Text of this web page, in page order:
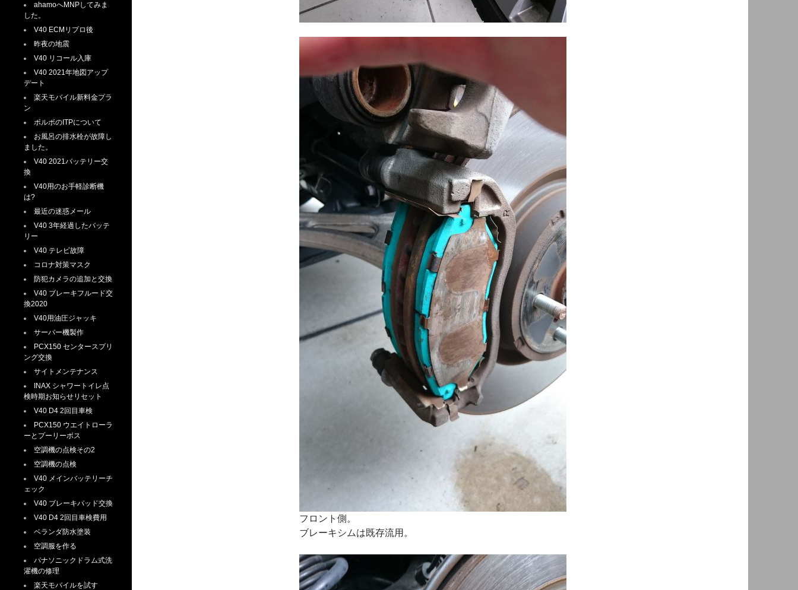
フロント側。
ブレーキシムは既存流用。
ahamoへMNPしてみま
した。
V40 ECMリプロ後
昨夜の地震
V40 リコール入庫
V40 2021年地図アップ
デート
楽天モバイル新料金プラ
ン
ボルボのITPについて
お風呂の排水栓が故障し
ました。
V40 2021バッテリー交
換
V40用のお手軽診断機
は?
最近の迷惑メール
V40 3年経過したバッテ
リー
V40 テレビ故障
コロナ対策マスク
防犯カメラの追加と交換
V40 ブレーキフルード交
換2020
V40用油圧ジャッキ
サーバー機製作
PCX150 センタースプリ
ング交換
サイトメンテナンス
INAX シャワートイレ点
検時期お知らせリセット
V40 D4 2回目車検
PCX150 ウエイトローラ
ーとプーリーボス
空調機の点検その2
空調機の点検
V40 メインバッテリーチ
ェック
V40 ブレーキパッド交換
V40 D4 2回目車検費用
ベランダ防水塗装
空調服を作る
パナソニックドラム式洗
濯機の修理
楽天モバイルを試す